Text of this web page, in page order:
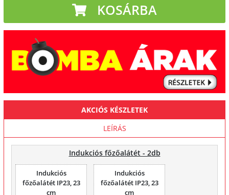
KOSÁRBA
AKCIÓS KÉSZLETEK
LEÍRÁS
Indukciós főzőalátét - 2db
Indukciós
főzőalátét IP23, 23
cm
Indukciós
főzőalátét IP23, 23
cm